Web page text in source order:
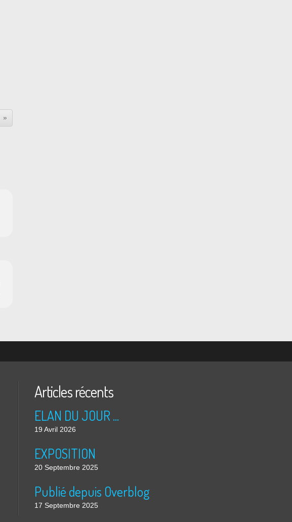
Articles récents
ELAN DU JOUR ...
19 Avril 2026
EXPOSITION
20 Septembre 2025
Publié depuis Overblog
17 Septembre 2025